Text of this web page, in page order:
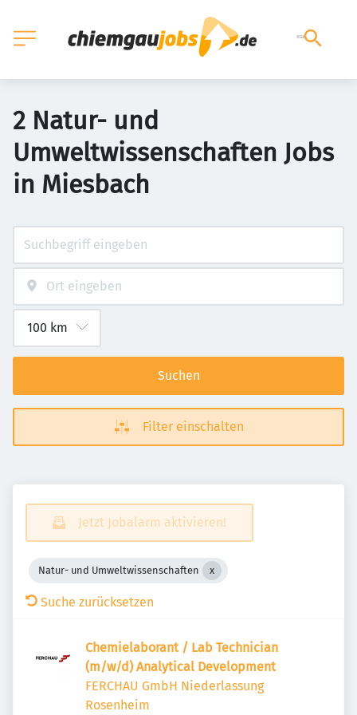
2 Natur- und
Umweltwissenschaften Jobs
in Miesbach
Suchen
Filter einschalten
Jetzt Jobalarm aktivieren!
Natur- und Umweltwissenschaften
Suche zurücksetzen
Chemi­e­la­bo­rant / Lab Tech­ni­cian
(m/w/d) Analy­tical Deve­lop­ment
FERCHAU GmbH Niederlassung
Rosenheim